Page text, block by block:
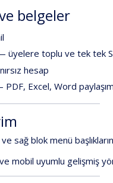
belgeler
üyelere toplu ve tek tek
hesap
PDF, Excel, Word
ve sağ blok menü
ve mobil uyumlu gelişmiş